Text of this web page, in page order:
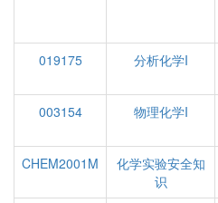
019175 分析化学I
003154
物理化学I
CHEM2001M
化学实验安全知
识